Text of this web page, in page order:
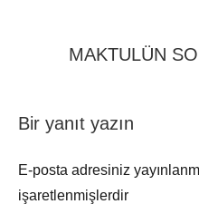
MAKTULÜN
Bir yanıt yazın
E-posta adresiniz
işaretlenmişlerdir